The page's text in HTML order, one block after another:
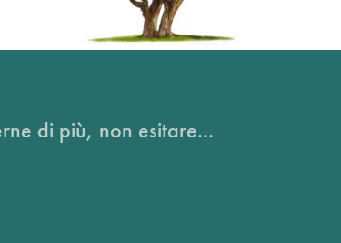
di più, non esitare...